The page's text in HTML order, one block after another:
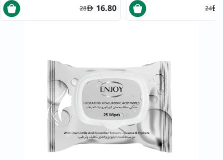
16.80
28 24